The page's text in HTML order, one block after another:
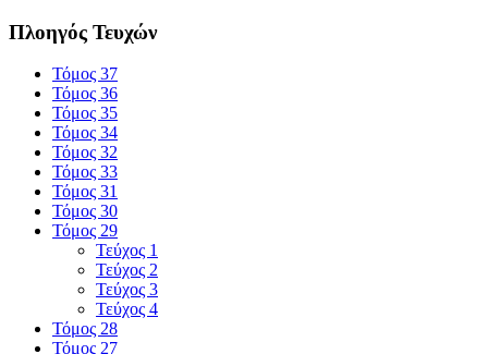
Πλοηγός Τευχών
Τόμος 37
Τόμος 36
Τόμος 35
Τόμος 34
Τόμος 32
Τόμος 33
Τόμος 31
Τόμος 30
Τόμος 29
Τεύχος 1
Τεύχος 2
Τεύχος 3
Τεύχος 4
Τόμος 28
Τόμος 27